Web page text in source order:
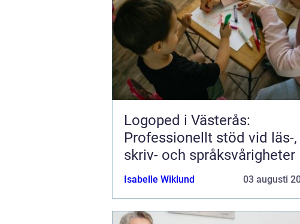
Logoped i Västerås:
Professionellt stöd vid läs-,
skriv- och språksvårigheter
Isabelle Wiklund 03 augusti